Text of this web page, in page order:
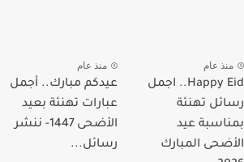
عام
Happy Eid.. اجمل
تهنئة
عيد
المبارك
منذ عام
عيدكم مبارك.. أجمل
عبارات تهنئة بعيد
الأضحى 1447- ننشر
رسائل...